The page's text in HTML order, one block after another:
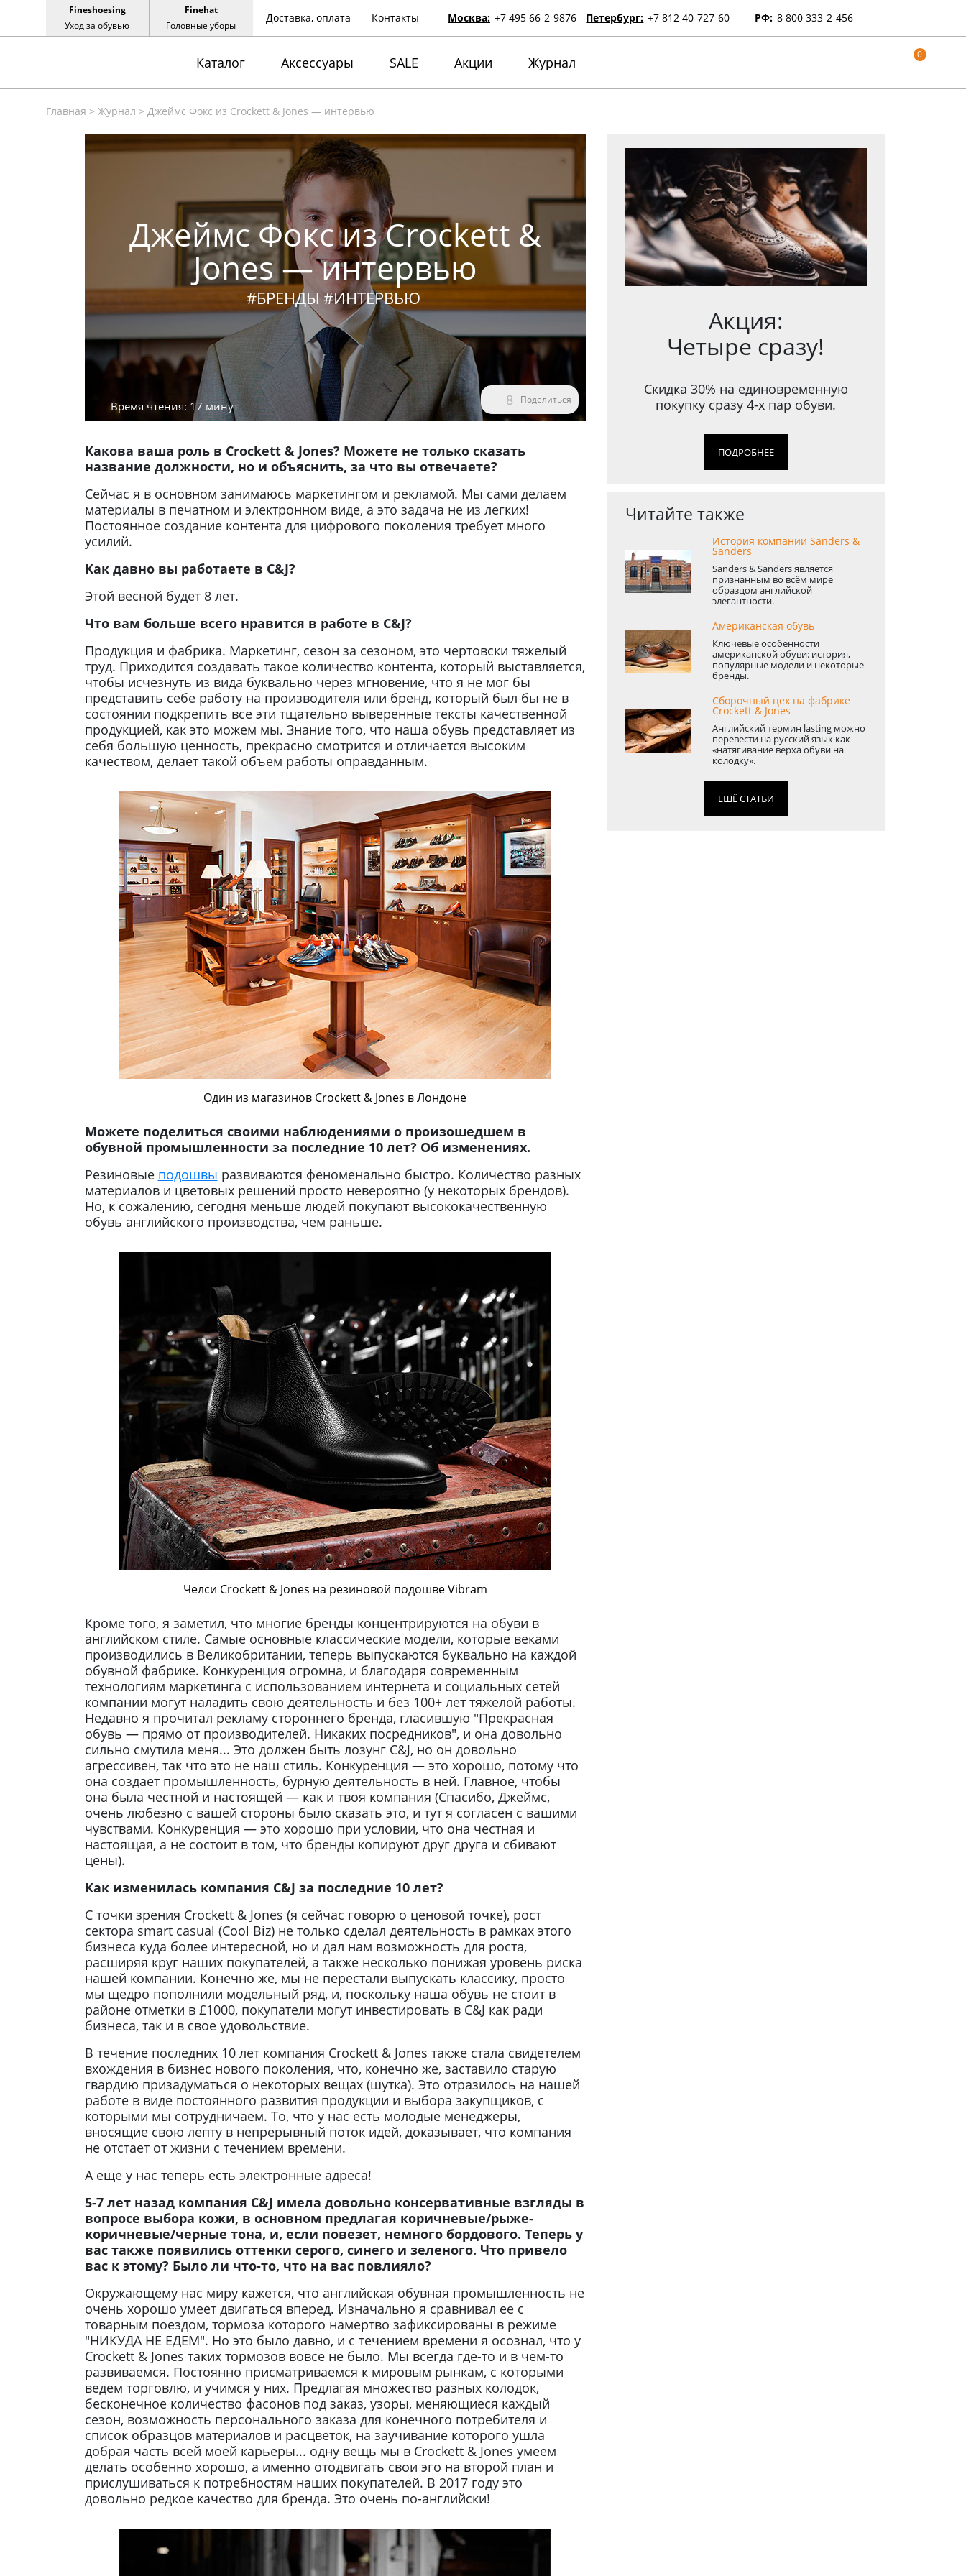
Fineshoesing
Уход за обувью
Finehat
Головные уборы
Доставка, оплата Контакты Москва: +7 495 66-2-9876 Петербург: +7 812 40-727-60 РФ: 8 800 333-2-456
Каталог Аксессуары SALE Акции Журнал 0
Главная > Журнал > Джеймс Фокс из Crockett & Jones — интервью
Джеймс Фокс из Crockett &
Jones — интервью
#БРЕНДЫ #ИНТЕРВЬЮ
Время чтения: 17 минут 8 Поделиться
Какова ваша роль в Crockett & Jones? Можете не только сказать
название должности, но и объяснить, за что вы отвечаете?
Сейчас я в основном занимаюсь маркетингом и рекламой. Мы сами делаем
материалы в печатном и электронном виде, а это задача не из легких!
Постоянное создание контента для цифрового поколения требует много
усилий.
Как давно вы работаете в C&J?
Этой весной будет 8 лет.
Что вам больше всего нравится в работе в C&J?
Продукция и фабрика. Маркетинг, сезон за сезоном, это чертовски тяжелый
труд. Приходится создавать такое количество контента, который выставляется,
чтобы исчезнуть из вида буквально через мгновение, что я не мог бы
представить себе работу на производителя или бренд, который был бы не в
состоянии подкрепить все эти тщательно выверенные тексты качественной
продукцией, как это можем мы. Знание того, что наша обувь представляет из
себя большую ценность, прекрасно смотрится и отличается высоким
качеством, делает такой объем работы оправданным.
Один из магазинов Crockett & Jones в Лондоне
Можете поделиться своими наблюдениями о произошедшем в
обувной промышленности за последние 10 лет? Об изменениях.
Резиновые подошвы развиваются феноменально быстро. Количество разных
материалов и цветовых решений просто невероятно (у некоторых брендов).
Но, к сожалению, сегодня меньше людей покупают высококачественную
обувь английского производства, чем раньше.
Челси Crockett & Jones на резиновой подошве Vibram
Кроме того, я заметил, что многие бренды концентрируются на обуви в
английском стиле. Самые основные классические модели, которые веками
производились в Великобритании, теперь выпускаются буквально на каждой
обувной фабрике. Конкуренция огромна, и благодаря современным
технологиям маркетинга с использованием интернета и социальных сетей
компании могут наладить свою деятельность и без 100+ лет тяжелой работы.
Недавно я прочитал рекламу стороннего бренда, гласившую "Прекрасная
обувь — прямо от производителей. Никаких посредников", и она довольно
сильно смутила меня... Это должен быть лозунг C&J, но он довольно
агрессивен, так что это не наш стиль. Конкуренция — это хорошо, потому что
она создает промышленность, бурную деятельность в ней. Главное, чтобы
она была честной и настоящей — как и твоя компания (Спасибо, Джеймс,
очень любезно с вашей стороны было сказать это, и тут я согласен с вашими
чувствами. Конкуренция — это хорошо при условии, что она честная и
настоящая, а не состоит в том, что бренды копируют друг друга и сбивают
цены).
Как изменилась компания C&J за последние 10 лет?
С точки зрения Crockett & Jones (я сейчас говорю о ценовой точке), рост
сектора smart casual (Cool Biz) не только сделал деятельность в рамках этого
бизнеса куда более интересной, но и дал нам возможность для роста,
расширяя круг наших покупателей, а также несколько понижая уровень риска
нашей компании. Конечно же, мы не перестали выпускать классику, просто
мы щедро пополнили модельный ряд, и, поскольку наша обувь не стоит в
районе отметки в £1000, покупатели могут инвестировать в C&J как ради
бизнеса, так и в свое удовольствие.
В течение последних 10 лет компания Crockett & Jones также стала свидетелем
вхождения в бизнес нового поколения, что, конечно же, заставило старую
гвардию призадуматься о некоторых вещах (шутка). Это отразилось на нашей
работе в виде постоянного развития продукции и выбора закупщиков, с
которыми мы сотрудничаем. То, что у нас есть молодые менеджеры,
вносящие свою лепту в непрерывный поток идей, доказывает, что компания
не отстает от жизни с течением времени.
А еще у нас теперь есть электронные адреса!
5-7 лет назад компания C&J имела довольно консервативные взгляды в
вопросе выбора кожи, в основном предлагая коричневые/рыже-
коричневые/черные тона, и, если повезет, немного бордового. Теперь у
вас также появились оттенки серого, синего и зеленого. Что привело
вас к этому? Было ли что-то, что на вас повлияло?
Окружающему нас миру кажется, что английская обувная промышленность не
очень хорошо умеет двигаться вперед. Изначально я сравнивал ее с
товарным поездом, тормоза которого намертво зафиксированы в режиме
"НИКУДА НЕ ЕДЕМ". Но это было давно, и с течением времени я осознал, что у
Crockett & Jones таких тормозов вовсе не было. Мы всегда где-то и в чем-то
развиваемся. Постоянно присматриваемся к мировым рынкам, с которыми
ведем торговлю, и учимся у них. Предлагая множество разных колодок,
бесконечное количество фасонов под заказ, узоры, меняющиеся каждый
сезон, возможность персонального заказа для конечного потребителя и
список образцов материалов и расцветок, на заучивание которого ушла
добрая часть всей моей карьеры... одну вещь мы в Crockett & Jones умеем
делать особенно хорошо, а именно отодвигать свои эго на второй план и
прислушиваться к потребностям наших покупателей. В 2017 году это
довольно редкое качество для бренда. Это очень по-английски!
Акция:
Четыре сразу!
Скидка 30% на единовременную
покупку сразу 4-х пар обуви.
ПОДРОБНЕЕ
Читайте также
История компании Sanders &
Sanders
Sanders & Sanders является
признанным во всём мире
образцом английской
элегантности.
Американская обувь
Ключевые особенности
американской обуви: история,
популярные модели и некоторые
бренды.
Сборочный цех на фабрике
Crockett & Jones
Английский термин lasting можно
перевести на русский язык как
«натягивание верха обуви на
колодку».
ЕЩЁ СТАТЬИ